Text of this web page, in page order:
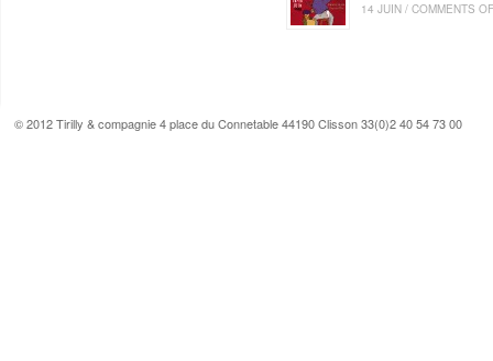
14 JUIN / COMMENTS
© 2012 Tirilly & compagnie 4 place du Connetable 44190 Clisson 33(0)2 40 54 73 00